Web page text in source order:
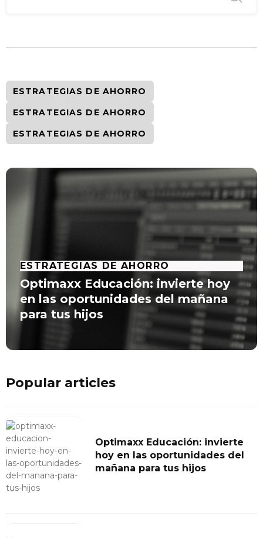
ESTRATEGIAS DE AHORRO
ESTRATEGIAS DE AHORRO
ESTRATEGIAS DE AHORRO
ESTRATEGIAS DE AHORRO
Optimaxx Educación: invierte hoy
en las oportunidades del mañana
para tus hijos
Popular articles
Optimaxx Educación: invierte
hoy en las oportunidades del
mañana para tus hijos